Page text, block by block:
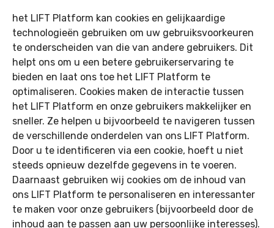
het LIFT Platform kan cookies en gelijkaardige
technologieën gebruiken om uw gebruiksvoorkeuren
te onderscheiden van die van andere gebruikers. Dit
helpt ons om u een betere gebruikerservaring te
bieden en laat ons toe het LIFT Platform te
optimaliseren. Cookies maken de interactie tussen
het LIFT Platform en onze gebruikers makkelijker en
sneller. Ze helpen u bijvoorbeeld te navigeren tussen
de verschillende onderdelen van ons LIFT Platform.
Door u te identificeren via een cookie, hoeft u niet
steeds opnieuw dezelfde gegevens in te voeren.
Daarnaast gebruiken wij cookies om de inhoud van
ons LIFT Platform te personaliseren en interessanter
te maken voor onze gebruikers (bijvoorbeeld door de
inhoud aan te passen aan uw persoonlijke interesses).